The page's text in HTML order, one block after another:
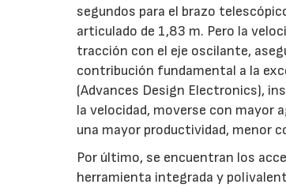
segundos para el brazo
articulado de 1,83 m. Pero la
tracción con el eje oscilante,
contribución fundamental a la
(Advances Design Electronics),
la velocidad, moverse con mayor
una mayor productividad, menor
Por último, se encuentran los
herramienta integrada y